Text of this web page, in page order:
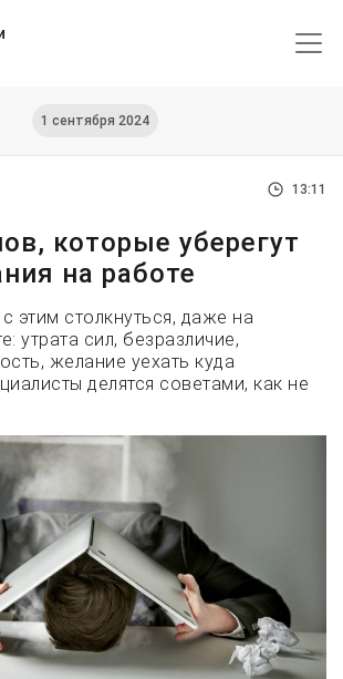
1 сентября 2024
13:11
которые уберегут
на работе
этим столкнуться, даже на
утрата сил, безразличие,
желание уехать куда
делятся советами, как не